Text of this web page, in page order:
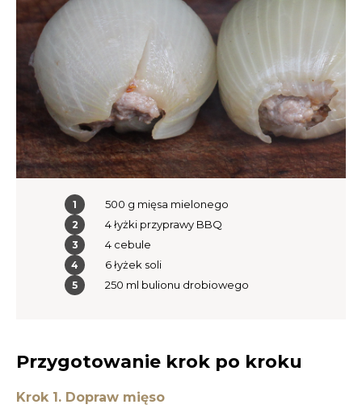
SEK
TWD
500 g mięsa mielonego
4 łyżki przyprawy BBQ
4 cebule
6 łyżek soli
250 ml bulionu drobiowego
Przygotowanie krok po kroku
Krok 1. Dopraw mięso